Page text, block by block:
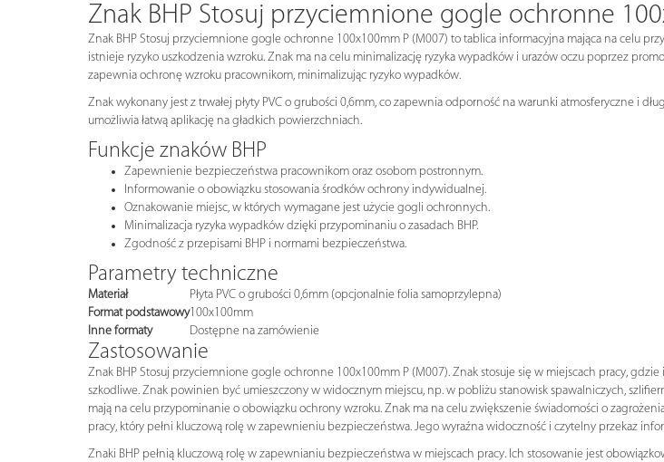
Znak BHP Stosuj przyciemnione gogle ochronne
Znak BHP Stosuj przyciemnione gogle ochronne 100x100mm P (M007) to tablica informacyjna mająca na celu
istnieje ryzyko uszkodzenia wzroku. Znak ma na celu minimalizację ryzyka wypadków i urazów oczu poprzez
zapewnia ochronę wzroku pracownikom, minimalizując ryzyko wypadków.
Znak wykonany jest z trwałej płyty PVC o grubości 0,6mm, co zapewnia odporność na warunki atmosferyczne i
umożliwia łatwą aplikację na gładkich powierzchniach.
Funkcje znaków BHP
Zapewnienie bezpieczeństwa pracownikom oraz osobom postronnym.
Informowanie o obowiązku stosowania środków ochrony indywidualnej.
Oznakowanie miejsc, w których wymagane jest użycie gogli ochronnych.
Minimalizacja ryzyka wypadków dzięki przypominaniu o zasadach BHP.
Zgodność z przepisami BHP i normami bezpieczeństwa.
Parametry techniczne
Materiał
Płyta PVC o grubości 0,6mm (opcjonalnie folia samoprzylepna)
Format podstawowy100x100mm
Inne formaty
Dostępne na zamówienie
Zastosowanie
Znak BHP Stosuj przyciemnione gogle ochronne 100x100mm P (M007). Znak stosuje się w miejscach pracy,
szkodliwe. Znak powinien być umieszczony w widocznym miejscu, np. w pobliżu stanowisk spawalniczych,
mają na celu przypominanie o obowiązku ochrony wzroku. Znak ma na celu zwiększenie świadomości o
pracy, który pełni kluczową rolę w zapewnieniu bezpieczeństwa. Jego wyraźna widoczność i czytelny przekaz
Znaki BHP pełnią kluczową rolę w zapewnianiu bezpieczeństwa w miejscach pracy. Ich stosowanie jest